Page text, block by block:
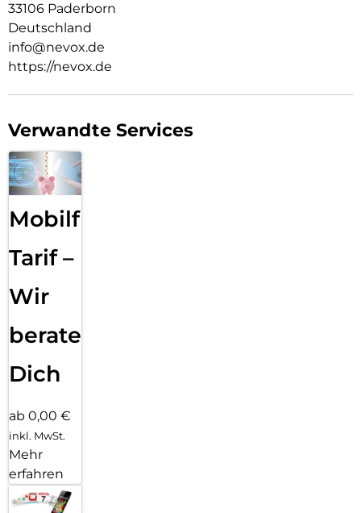
33106 Paderborn
Deutschland
info@nevox.de
https://nevox.de
Verwandte Services
Mobilfunk
Tarif –
Wir
beraten
Dich
ab 0,00 €
inkl. MwSt.
Mehr
erfahren